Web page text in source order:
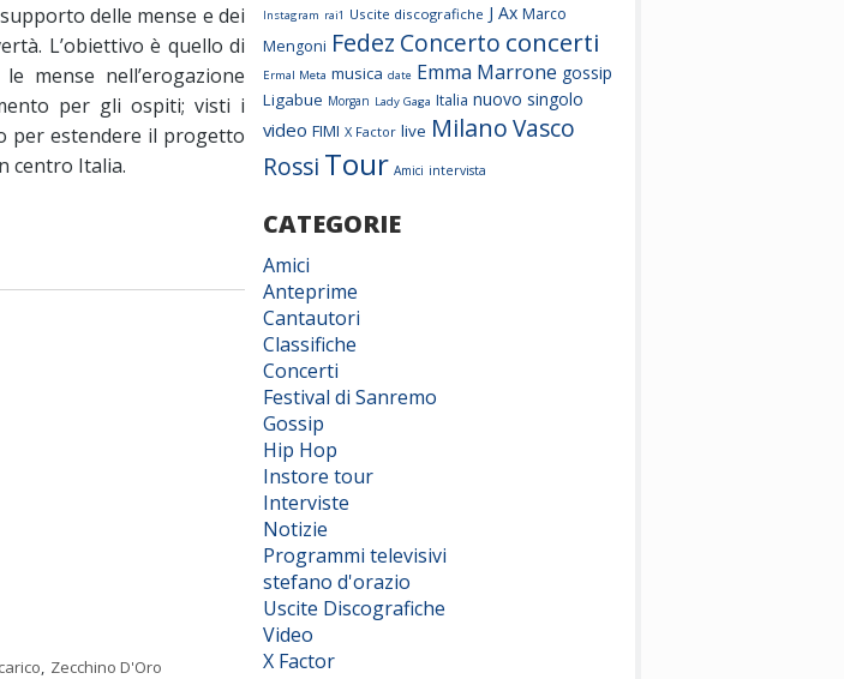
delle mense e dei
L’obiettivo è quello di
mense nell’erogazione
per gli ospiti; visti i
per estendere il progetto
centro Italia.
, Zecchino D'Oro
Instagram rai1 Uscite discografiche J Ax Marco
Mengoni Fedez Concerto concerti
Ermal Meta musica date Emma Marrone gossip
Ligabue Morgan Lady Gaga Italia nuovo singolo
video FIMI X Factor live MilanoVasco
Rossi Tour Amici intervista
CATEGORIE
Amici
Anteprime
Cantautori
Classifiche
Concerti
Festival di Sanremo
Gossip
Hip Hop
Instore tour
Interviste
Notizie
Programmi televisivi
stefano d'orazio
Uscite Discografiche
Video
X Factor